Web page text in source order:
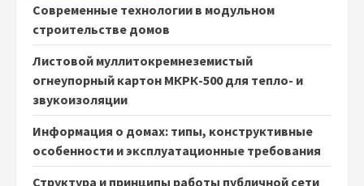
Современные технологии в модульном
строительстве домов
Листовой муллитокремнеземистый
огнеупорный картон МКРК-500 для тепло- и
звукоизоляции
Информация о домах: типы, конструктивные
особенности и эксплуатационные требования
Структура и принципы работы публичной сети